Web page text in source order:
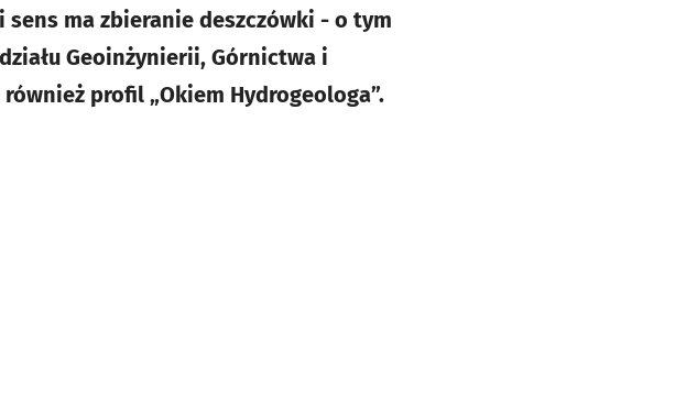
ma zbieranie deszczówki - o tym
Geoinżynierii, Górnictwa i
profil „Okiem Hydrogeologa”.